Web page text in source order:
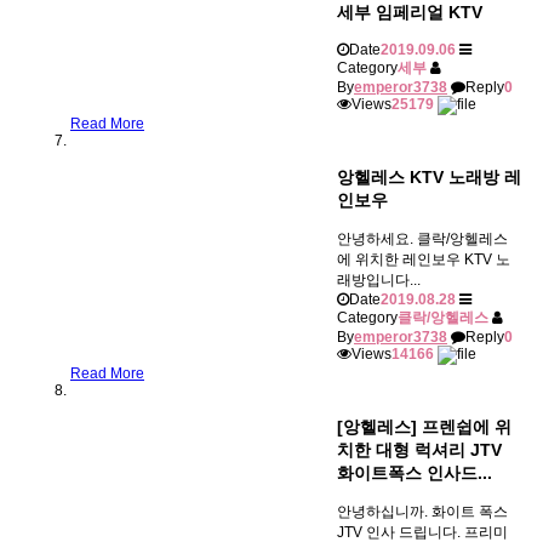
세부 임페리얼 KTV
Date2019.09.06
Category세부
Byemperor3738 Reply0
Views25179
Read More
앙헬레스 KTV 노래방 레
인보우
안녕하세요. 클락/앙헬레스
에 위치한 레인보우 KTV 노
래방입니다...
Date2019.08.28
Category클락/앙헬레스
Byemperor3738 Reply0
Views14166
Read More
[앙헬레스] 프렌쉽에 위
치한 대형 럭셔리 JTV
화이트폭스 인사드...
안녕하십니까. 화이트 폭스
JTV 인사 드립니다. 프리미